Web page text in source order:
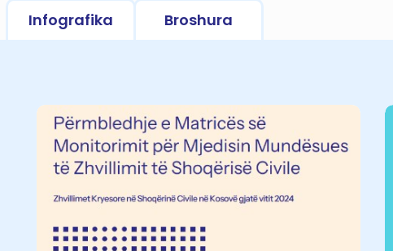
Infografika Broshura